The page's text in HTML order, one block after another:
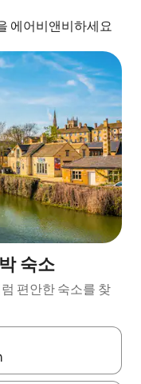
에어비앤비하세요
숙소
편안한 숙소를 찾
하거나 터치 또는 스와이